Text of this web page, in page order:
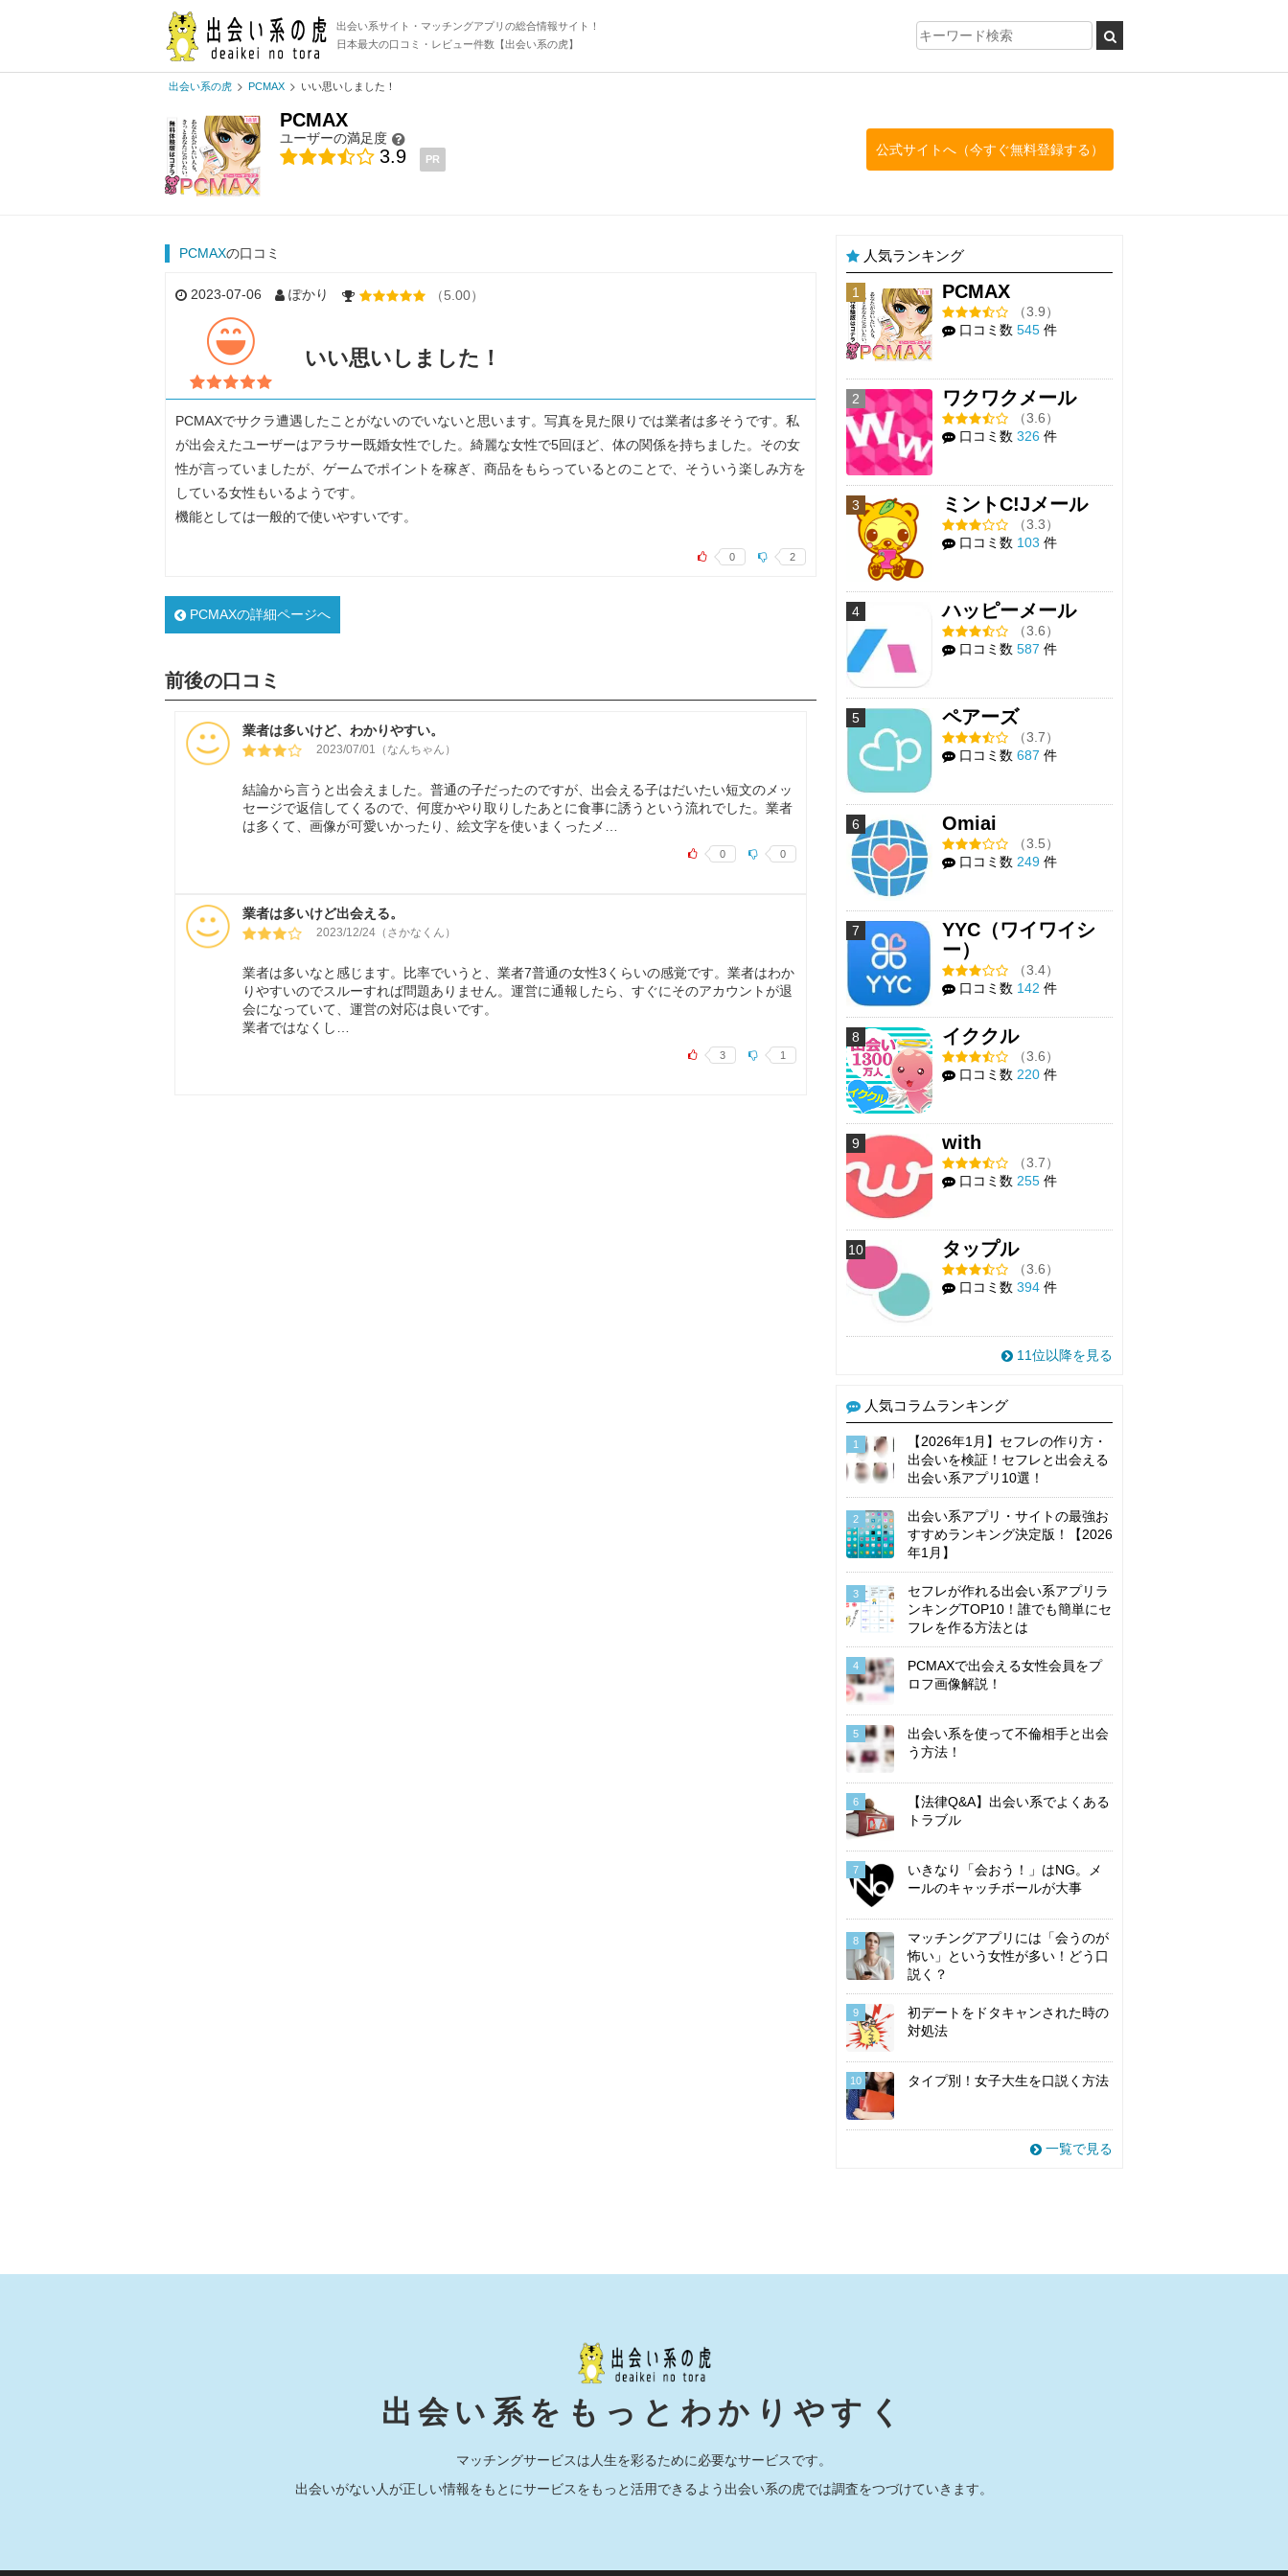
出会い系サイト・マッチングアプリの総合情報サイト！
日本最大の口コミ・レビュー件数【出会い系の虎】
出会い系の虎 PCMAX いい思いしました！
PCMAX
ユーザーの満足度
3.9 PR
公式サイトへ（今すぐ無料登録する）
PCMAXの口コミ
2023-07-06 ぽかり （5.00）
いい思いしました！
PCMAXでサクラ遭遇したことがないのでいないと思います。写真を見た限りでは業者は多そうです。私
が出会えたユーザーはアラサー既婚女性でした。綺麗な女性で5回ほど、体の関係を持ちました。その女
性が言っていましたが、ゲームでポイントを稼ぎ、商品をもらっているとのことで、そういう楽しみ方を
している女性もいるようです。
機能としては一般的で使いやすいです。
0 2
PCMAXの詳細ページへ
前後の口コミ
業者は多いけど、わかりやすい。
2023/07/01（なんちゃん）
結論から言うと出会えました。普通の子だったのですが、出会える子はだいたい短文のメッ
セージで返信してくるので、何度かやり取りしたあとに食事に誘うという流れでした。業者
は多くて、画像が可愛いかったり、絵文字を使いまくったメ…
0 0
業者は多いけど出会える。
2023/12/24（さかなくん）
業者は多いなと感じます。比率でいうと、業者7普通の女性3くらいの感覚です。業者はわか
りやすいのでスルーすれば問題ありません。運営に通報したら、すぐにそのアカウントが退
会になっていて、運営の対応は良いです。
業者ではなくし…
3 1
人気ランキング
1 PCMAX
（3.9）
口コミ数 545 件
2 ワクワクメール
（3.6）
口コミ数 326 件
3 ミントC!Jメール
（3.3）
口コミ数 103 件
4 ハッピーメール
（3.6）
口コミ数 587 件
5 ペアーズ
（3.7）
口コミ数 687 件
6 Omiai
（3.5）
口コミ数 249 件
7
YYC（ワイワイシ
ー）
（3.4）
口コミ数 142 件
8 イククル
（3.6）
口コミ数 220 件
9 with
（3.7）
口コミ数 255 件
10 タップル
（3.6）
口コミ数 394 件
11位以降を見る
人気コラムランキング
1
【2026年1月】セフレの作り方・
出会いを検証！セフレと出会える
出会い系アプリ10選！
2
出会い系アプリ・サイトの最強お
すすめランキング決定版！【2026
年1月】
3
セフレが作れる出会い系アプリラ
ンキングTOP10！誰でも簡単にセ
フレを作る方法とは
4
PCMAXで出会える女性会員をプ
ロフ画像解説！
5
出会い系を使って不倫相手と出会
う方法！
6
【法律Q&A】出会い系でよくある
トラブル
7
いきなり「会おう！」はNG。メ
ールのキャッチボールが大事
8
マッチングアプリには「会うのが
怖い」という女性が多い！どう口
説く？
9
初デートをドタキャンされた時の
対処法
10 タイプ別！女子大生を口説く方法
一覧で見る
出会い系をもっとわかりやすく
マッチングサービスは人生を彩るために必要なサービスです。
出会いがない人が正しい情報をもとにサービスをもっと活用できるよう出会い系の虎では調査をつづけていきます。